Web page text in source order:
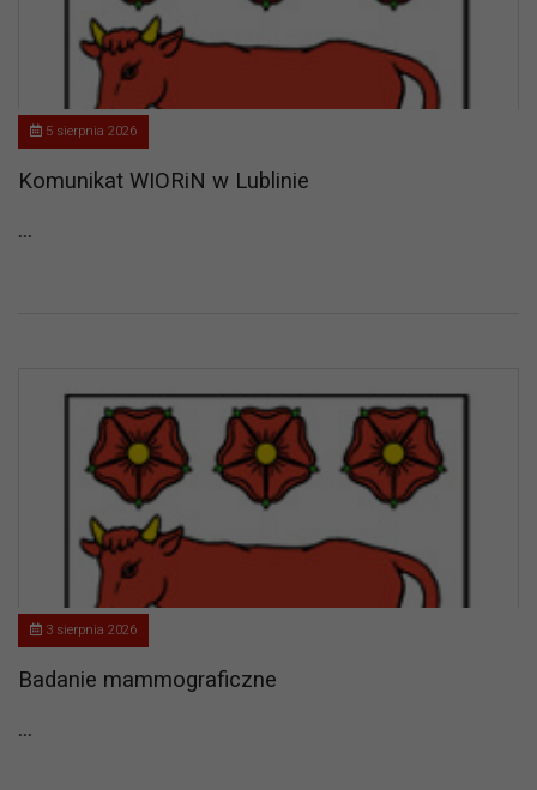
5 sierpnia 2026
Komunikat WIORiN w Lublinie
...
3 sierpnia 2026
Badanie mammograficzne
...